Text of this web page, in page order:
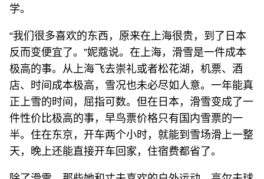
学。
“我们很多喜欢的东西，原来在上海很贵，到了日本
反而变便宜了。”妮蔻说。在上海，滑雪是一件成本
极高的事。从上海飞去崇礼或者松花湖，机票、酒
店、时间成本极高，雪况也未必尽如人意。一年能真
正上雪的时间，屈指可数。但在日本，滑雪变成了一
件性价比极高的事，早鸟票价格只有国内雪票的一
半。住在东京，开车两个小时，就能到雪场滑上一整
天，晚上还能直接开车回家，住宿费都省了。